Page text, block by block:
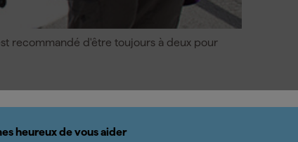
recommandé d'être toujours à deux pour
heureux de vous aider